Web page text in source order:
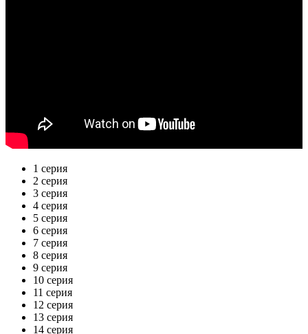
1 серия
2 серия
3 серия
4 серия
5 серия
6 серия
7 серия
8 серия
9 серия
10 серия
11 серия
12 серия
13 серия
14 серия